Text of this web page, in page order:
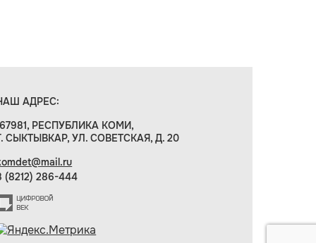
АДРЕС:
РЕСПУБЛИКА КОМИ,
СЫКТЫВКАР, УЛ. СОВЕТСКАЯ, Д. 20
(8212) 286-444